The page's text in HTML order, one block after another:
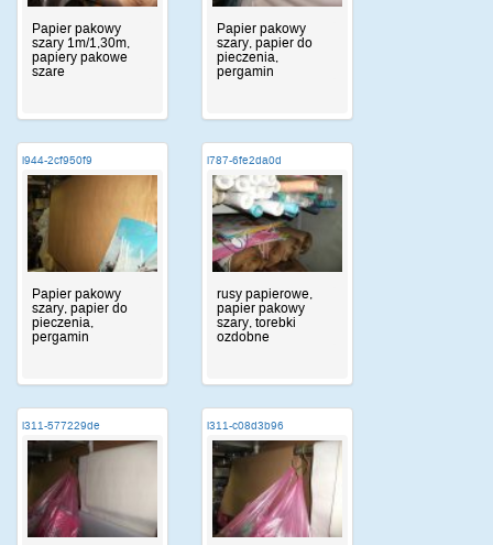
Papier pakowy
szary 1m/1,30m,
papiery pakowe
szare
Papier pakowy
szary, papier do
pieczenia,
pergamin
i944-2cf950f9
Papier pakowy
szary, papier do
pieczenia,
pergamin
i787-6fe2da0d
rusy papierowe,
papier pakowy
szary, torebki
ozdobne
i311-577229de i311-c08d3b96